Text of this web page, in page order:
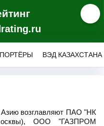
ВЭД КАЗАХСТАНА
Азию возглавляют ПАО "НК
ООО "ГАЗПРОМ